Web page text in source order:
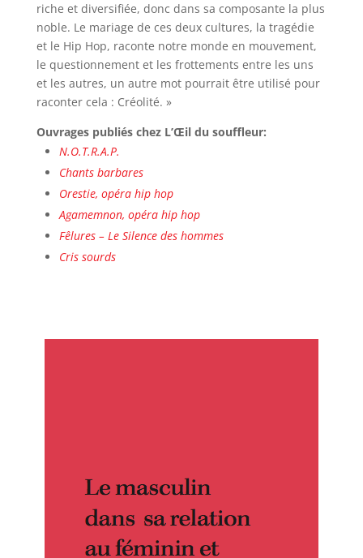
riche et diversifiée, donc dans sa composante la plus
noble. Le mariage de ces deux cultures, la tragédie
et le Hip Hop, raconte notre monde en mouvement,
le questionnement et les frottements entre les uns
et les autres, un autre mot pourrait être utilisé pour
raconter cela : Créolité. »
Ouvrages publiés chez L’Œil du souffleur:
N.O.T.R.A.P.
Chants barbares
Orestie, opéra hip hop
Agamemnon, opéra hip hop
Fêlures – Le Silence des hommes
Cris sourds